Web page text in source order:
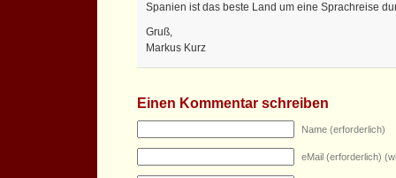
Spanien ist das beste Land um eine Sprachreise
Gruß,
Markus Kurz
Einen Kommentar schreiben
Name (erforderlich)
eMail (erforderlich)